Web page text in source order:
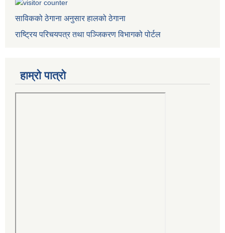
साविकको ठेगाना अनुसार हालको ठेगाना
राष्ट्रिय परिचयपत्र तथा पञ्जिकरण विभागको पोर्टल
हाम्रो पात्राे